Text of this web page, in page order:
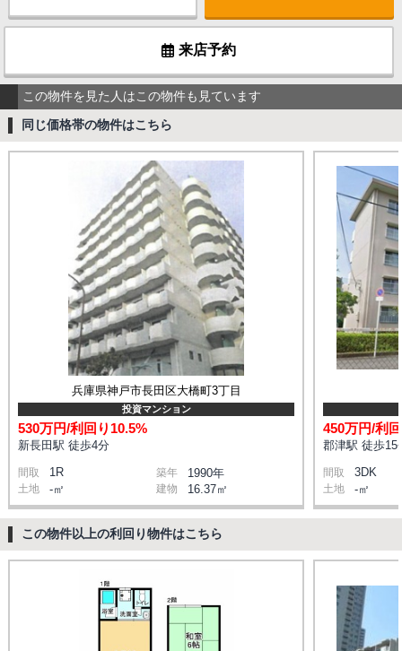
来店予約
この物件を見た人はこの物件も見ています
同じ価格帯の物件はこちら
兵庫県神戸市長田区大橋町3丁目
投資マンション
530万円/利回り10.5%
新長田駅 徒歩4分
間取 1R 築年 1990年
土地 -㎡ 建物 16.37㎡
450万円/利
郡津駅 徒歩15
間取 3DK
土地 -㎡
この物件以上の利回り物件はこちら